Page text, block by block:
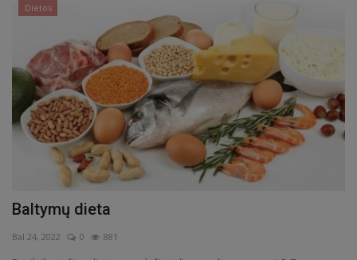
Dietos
Baltymų dieta
Bal 24, 2022 0 881